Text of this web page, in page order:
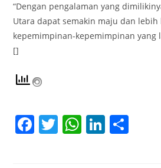
“Dengan pengalaman yang
Utara dapat semakin maju dan lebih
kepemimpinan-kepemimpinan yang
[]
F T W Li